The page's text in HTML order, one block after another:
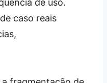
de uso.
caso reais